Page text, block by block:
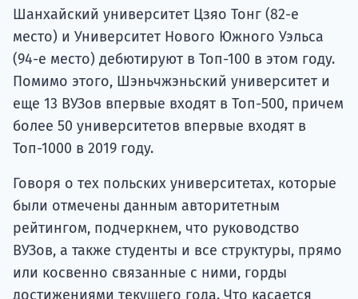
Шанхайский университет Цзяо Тонг (82-е
место) и Университет Нового Южного Уэльса
(94-е место) дебютируют в Топ-100 в этом году.
Помимо этого, Шэньчжэньский университет и
еще 13 ВУЗов впервые входят в Топ-500, причем
более 50 университетов впервые входят в
Топ-1000 в 2019 году.
Говоря о тех польских университетах, которые
были отмечены данным авторитетным
рейтингом, подчеркнем, что руководство
ВУЗов, а также студенты и все структуры, прямо
или косвенно связанные с ними, горды
достижениями текущего года. Что касается